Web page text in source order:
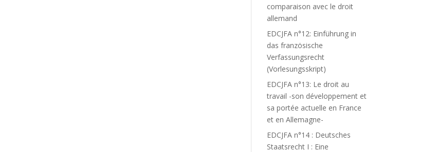
comparaison avec le droit
allemand
EDCJFA n°12: Einführung in
das französische
Verfassungsrecht
(Vorlesungsskript)
EDCJFA n°13: Le droit au
travail -son développement et
sa portée actuelle en France
et en Allemagne-
EDCJFA n°14 : Deutsches
Staatsrecht I : Eine